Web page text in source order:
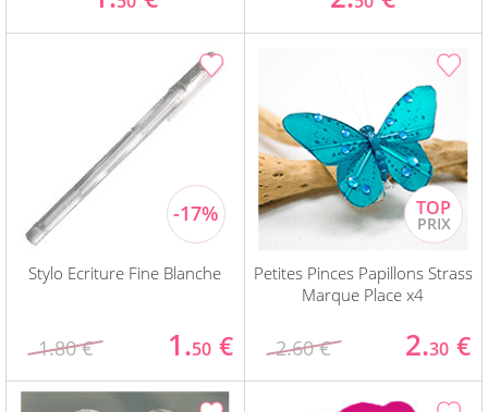
Stylo Ecriture Fine Blanche
1.80 € 1.50 €
Petites Pinces Papillons Strass
Marque Place x4
2.60 € 2.30 €